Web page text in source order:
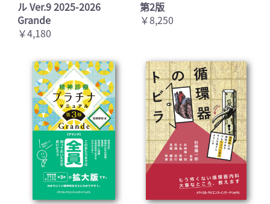
ル Ver.9 2025-2026
Grande
￥4,180
第2版
￥8,250